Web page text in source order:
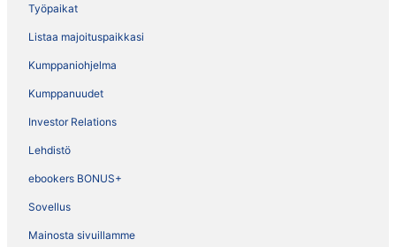
Työpaikat
Listaa majoituspaikkasi
Kumppaniohjelma
Kumppanuudet
Investor Relations
Lehdistö
ebookers BONUS+
Sovellus
Mainosta sivuillamme